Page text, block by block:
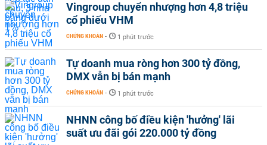
Vingroup chuyển nhượng hơn 4,8 triệu
cổ phiếu VHM
CHỨNG KHOÁN - 1 phút trước
Tự doanh mua ròng hơn 300 tỷ đồng,
DMX vẫn bị bán mạnh
CHỨNG KHOÁN - 1 phút trước
NHNN công bố điều kiện 'hưởng' lãi
suất ưu đãi gói 220.000 tỷ đồng